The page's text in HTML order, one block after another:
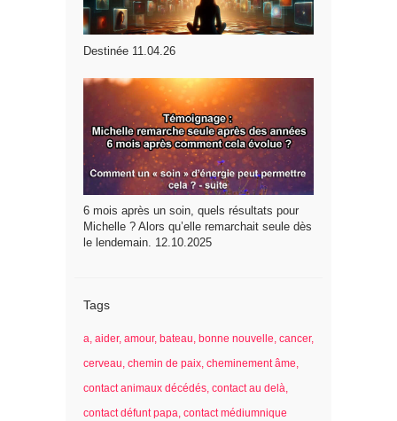
Destinée 11.04.26
6 mois après un soin, quels résultats pour
Michelle ? Alors qu’elle remarchait seule dès
le lendemain. 12.10.2025
Tags
a aider amour bateau bonne nouvelle cancer
cerveau chemin de paix cheminement âme
contact animaux décédés contact au delà
contact défunt papa contact médiumnique